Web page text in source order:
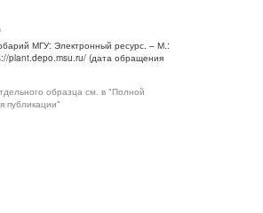
МГУ: Электронный ресурс. – М.:
plant.depo.msu.ru/ (дата обращения
образца см. в "Полной
публикации"